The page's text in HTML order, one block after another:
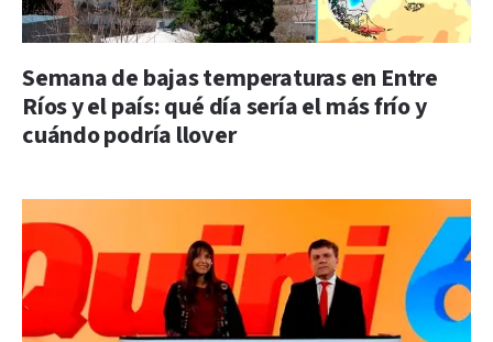
Semana de bajas temperaturas en Entre
Ríos y el país: qué día sería el más frío y
cuándo podría llover